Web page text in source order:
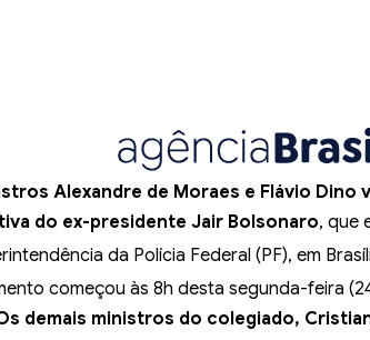
Alexandre de Moraes e Flávio Dino
do ex-presidente Jair Bolsonaro, que
da Polícia Federal (PF), em
começou às 8h desta segunda-feira
demais ministros do colegiado,